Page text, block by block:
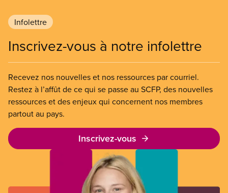
Infolettre
Inscrivez-vous à notre infolettre
Recevez nos nouvelles et nos ressources par courriel.
Restez à l’affût de ce qui se passe au SCFP, des nouvelles
ressources et des enjeux qui concernent nos membres
partout au pays.
Inscrivez-vous